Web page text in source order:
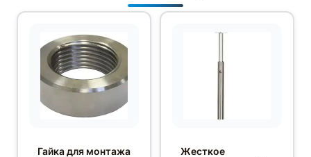
Гайка для монтажа
Жесткое